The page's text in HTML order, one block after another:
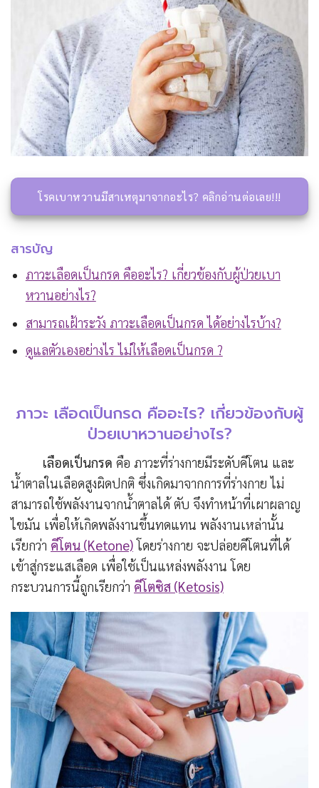
โรคเบาหวานมีสาเหตุมาจากอะไร? คลิกอ่านต่อเลย!!!
สารบัญ
ภาวะเลือดเป็นกรด คืออะไร? เกี่ยวข้องกับผู้ป่วยเบา
หวานอย่างไร?
สามารถเฝ้าระวัง ภาวะเลือดเป็นกรด ได้อย่างไรบ้าง?
ดูแลตัวเองอย่างไร ไม่ให้เลือดเป็นกรด ?
ภาวะ เลือดเป็นกรด คืออะไร? เกี่ยวข้องกับผู้
ป่วยเบาหวานอย่างไร?
เลือดเป็นกรด คือ ภาวะที่ร่างกายมีระดับคีโตน และ
น้ำตาลในเลือดสูงผิดปกติ ซึ่งเกิดมาจากการที่ร่างกาย ไม่
สามารถใช้พลังงานจากน้ำตาลได้ ตับ จึงทำหน้าที่เผาผลาญ
ไขมัน เพื่อให้เกิดพลังงานขึ้นทดแทน พลังงานเหล่านั้น
เรียกว่า คีโตน (Ketone)โดยร่างกาย จะปล่อยคีโตนที่ได้
เข้าสู่กระแสเลือด เพื่อใช้เป็นแหล่งพลังงาน โดย
กระบวนการนี้ถูกเรียกว่า คีโตซิส (Ketosis)